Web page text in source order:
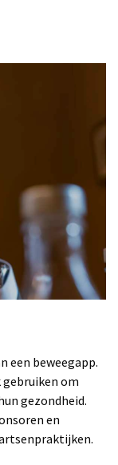
een beweegapp.
om
gezondheid.
en